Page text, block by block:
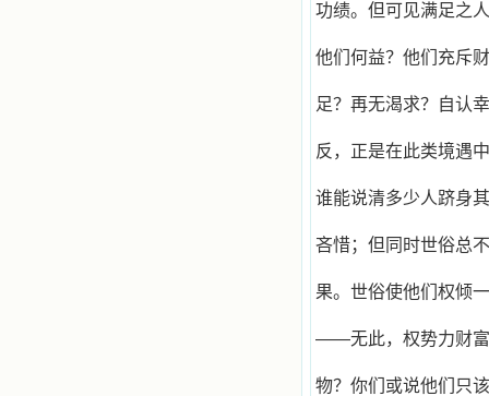
功绩。但可见满足之
他们何益？他们充斥
足？再无渴求？自认
反，正是在此类境遇
谁能说清多少人跻身
吝惜；但同时世俗总
果。世俗使他们权倾
——无此，权势力财富
物？你们或说他们只